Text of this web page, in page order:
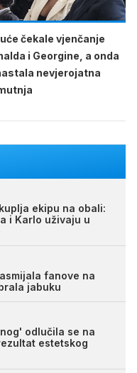
čekale vjenčanje
i Georgine, a onda
nevjerojatna
ekipu na obali:
i Karlo uživaju u
fanove na
jabuku
odlučila se na
estetskog